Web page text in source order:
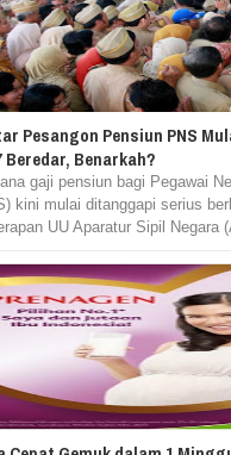
Pesangon Pensiun PNS
Beredar, Benarkah?
gaji pensiun bagi Pegawai
kini mulai ditanggapi serius
UU Aparatur Sipil Negara